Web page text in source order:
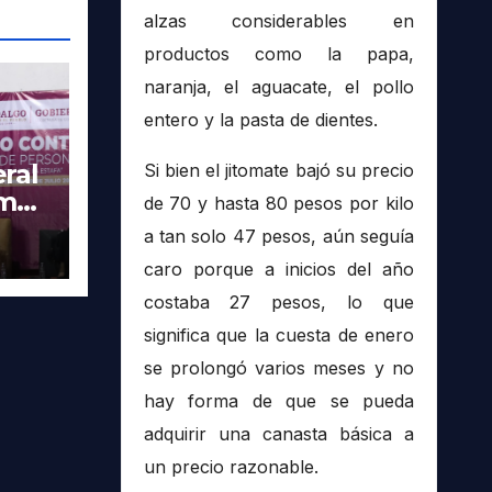
alzas considerables en
productos como la papa,
naranja, el aguacate, el pollo
entero y la pasta de dientes.
Si bien el jitomate bajó su precio
de 70 y hasta 80 pesos por kilo
a tan solo 47 pesos, aún seguía
caro porque a inicios del año
costaba 27 pesos, lo que
significa que la cuesta de enero
se prolongó varios meses y no
hay forma de que se pueda
adquirir una canasta básica a
un precio razonable.